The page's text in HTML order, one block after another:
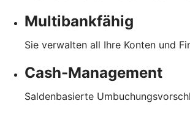
Multibankfähig
Sie verwalten all Ihre Konten und
Cash-Management
Saldenbasierte